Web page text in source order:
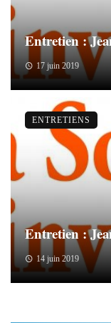
Entretien :
17 juin 2019
Entretien :
14 juin 2019
ENTRETIENS